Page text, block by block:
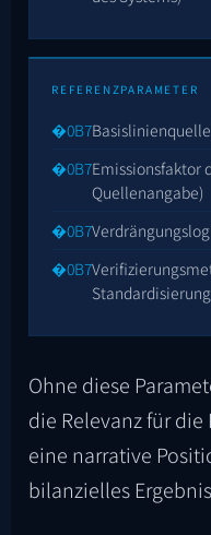
REFERENZPARAMETER
Emissionsfaktor
Quellenangabe)
Ohne diese
die Relevanz für
eine narrative
bilanzielles